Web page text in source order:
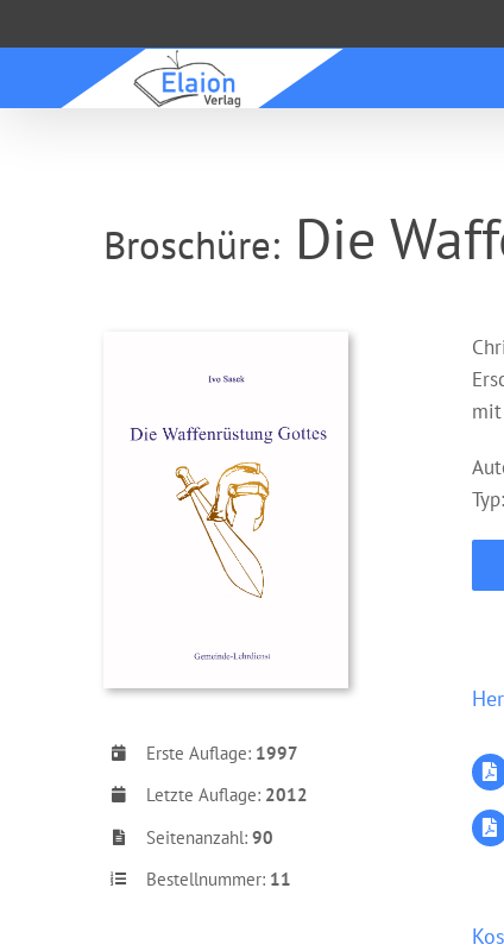
Inhalt
Broschüre: Die
Erste Auflage: 1997
Letzte Auflage: 2012
Seitenanzahl: 90
Bestellnummer: 11
Typ: